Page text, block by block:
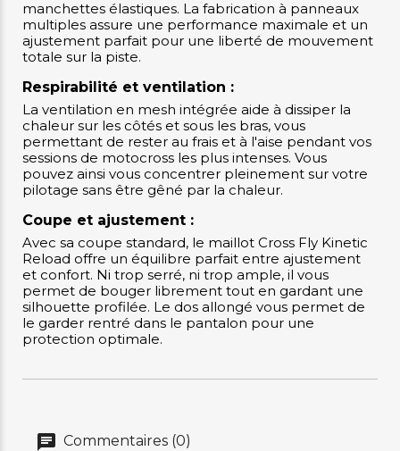
manchettes élastiques. La fabrication à panneaux
multiples assure une performance maximale et un
ajustement parfait pour une liberté de mouvement
totale sur la piste.
Respirabilité et ventilation :
La ventilation en mesh intégrée aide à dissiper la
chaleur sur les côtés et sous les bras, vous
permettant de rester au frais et à l'aise pendant vos
sessions de motocross les plus intenses. Vous
pouvez ainsi vous concentrer pleinement sur votre
pilotage sans être gêné par la chaleur.
Coupe et ajustement :
Avec sa coupe standard, le maillot Cross Fly Kinetic
Reload offre un équilibre parfait entre ajustement
et confort. Ni trop serré, ni trop ample, il vous
permet de bouger librement tout en gardant une
silhouette profilée. Le dos allongé vous permet de
le garder rentré dans le pantalon pour une
protection optimale.
Commentaires (0)